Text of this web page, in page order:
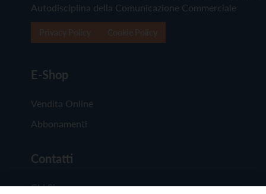
Autodisciplina della Comunicazione Commerciale
E-Shop
Vendita Online
Abbonamenti
Contatti
Chi Siamo